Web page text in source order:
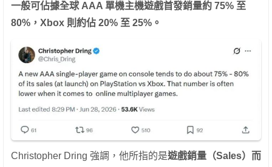
一般可佔據全球 AAA 單機主機遊戲首發銷量約 75% 至
80%，Xbox 則約佔 20% 至 25%。
Christopher Dring 強調，他所指的是遊戲銷量（Sales）而